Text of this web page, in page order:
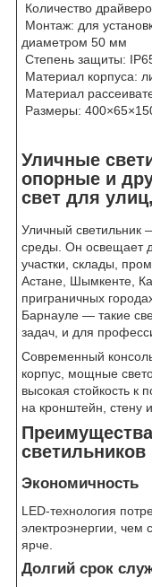
Количество
Монтаж: для
диаметром 50 мм
Степень защиты:
Материал корпуса:
Материал
Размеры:
Уличные
опорные и
свет для
Уличный светильник
среды. Он освещает
участки, склады,
Астане, Шымкенте,
приграничных
Барнауле — такие
задач, и для
Современный
корпус, мощные
высокая стойкость к
на кронштейн, стену
светильников
Экономичность
LED-технология
электроэнергии,
ярче.
Долгий срок